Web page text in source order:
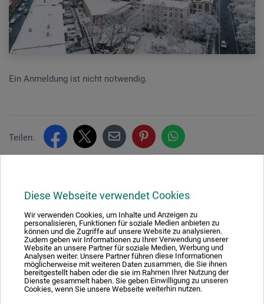
Diese Webseite verwendet Cookies
Wir verwenden Cookies, um Inhalte und Anzeigen zu
personalisieren, Funktionen für soziale Medien anbieten zu
können und die Zugriffe auf unsere Website zu analysieren.
Zudem geben wir Informationen zu Ihrer Verwendung unserer
Website an unsere Partner für soziale Medien, Werbung und
Analysen weiter. Unsere Partner führen diese Informationen
möglicherweise mit weiteren Daten zusammen, die Sie ihnen
bereitgestellt haben oder die sie im Rahmen Ihrer Nutzung der
Dienste gesammelt haben. Sie geben Einwilligung zu unseren
Cookies, wenn Sie unsere Webseite weiterhin nutzen.
Ein Anmeldung ist nicht notwendig.
Teilen:
Nachhaltig einkaufen